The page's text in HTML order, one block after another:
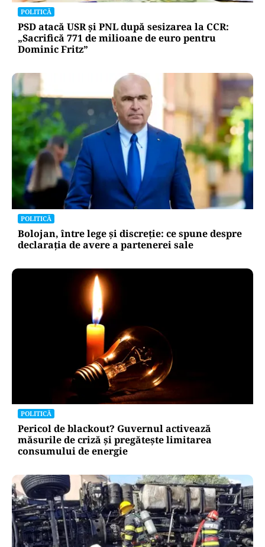
POLITICĂ
PSD atacă USR și PNL după sesizarea la CCR:
„Sacrifică 771 de milioane de euro pentru
Dominic Fritz”
POLITICĂ
Bolojan, între lege și discreție: ce spune despre
declarația de avere a partenerei sale
POLITICĂ
Pericol de blackout? Guvernul activează
măsurile de criză și pregătește limitarea
consumului de energie